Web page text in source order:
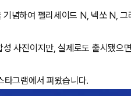
기념하여 펠리세이드 N, 넥쏘 N,
성 사진이지만, 실제로도 출시됐으
그램에서 퍼왔습니다.